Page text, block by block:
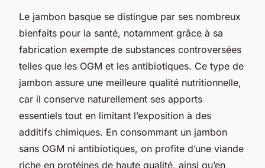
Le jambon basque se distingue par ses nombreux
bienfaits pour la santé, notamment grâce à sa
fabrication exempte de substances controversées
telles que les OGM et les antibiotiques. Ce type de
jambon assure une meilleure qualité nutritionnelle,
car il conserve naturellement ses apports
essentiels tout en limitant l’exposition à des
additifs chimiques. En consommant un jambon
sans OGM ni antibiotiques, on profite d’une viande
riche en protéines de haute qualité, ainsi qu’en